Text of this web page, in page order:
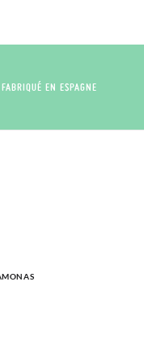
FABRIQUÉ EN ESPAGNE